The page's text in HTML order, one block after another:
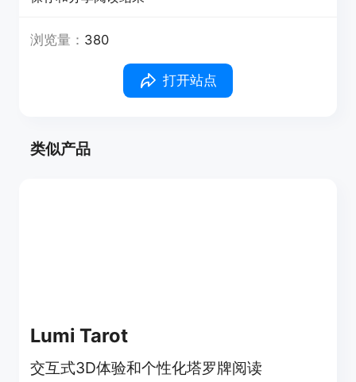
浏览量： 380
打开站点
类似产品
Lumi Tarot
交互式3D体验和个性化塔罗牌阅读